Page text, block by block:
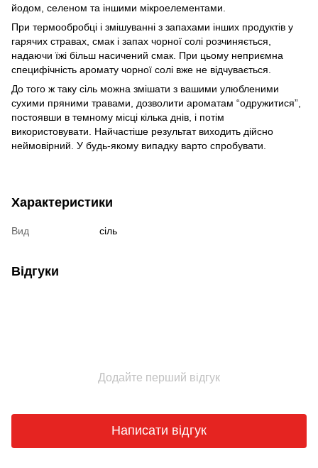
йодом, селеном та іншими мікроелементами.
При термообробці і змішуванні з запахами інших продуктів у
гарячих стравах, смак і запах чорної солі розчиняється,
надаючи їжі більш насичений смак. При цьому неприємна
специфічність аромату чорної солі вже не відчувається.
До того ж таку сіль можна змішати з вашими улюбленими
сухими пряними травами, дозволити ароматам “одружитися”,
постоявши в темному місці кілька днів, і потім
використовувати. Найчастіше результат виходить дійсно
неймовірний. У будь-якому випадку варто спробувати.
Характеристики
Вид сіль
Відгуки
Додайте перший відгук
Написати відгук